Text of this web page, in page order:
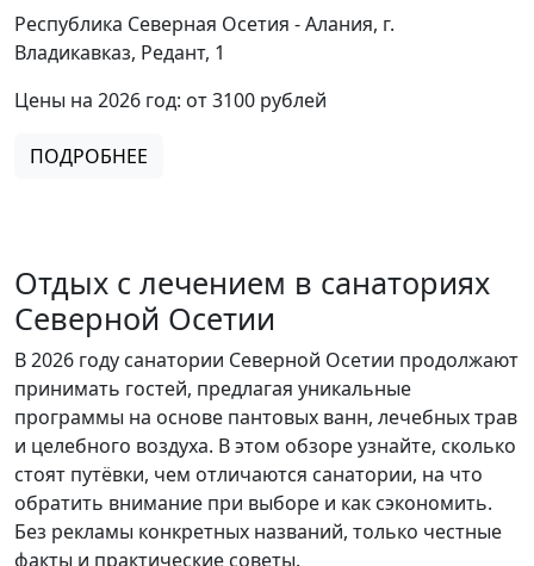
Республика Северная Осетия - Алания, г.
Владикавказ, Редант, 1
Цены на 2026 год: от 3100 рублей
ПОДРОБНЕЕ
Отдых с лечением в санаториях
Северной Осетии
В 2026 году санатории Северной Осетии продолжают
принимать гостей, предлагая уникальные
программы на основе пантовых ванн, лечебных трав
и целебного воздуха. В этом обзоре узнайте, сколько
стоят путёвки, чем отличаются санатории, на что
обратить внимание при выборе и как сэкономить.
Без рекламы конкретных названий, только честные
факты и практические советы.